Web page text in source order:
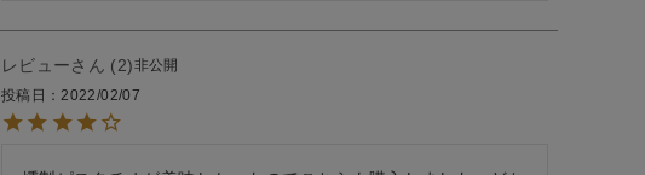
レビュー 2 非公開
投稿日
2022/02/07